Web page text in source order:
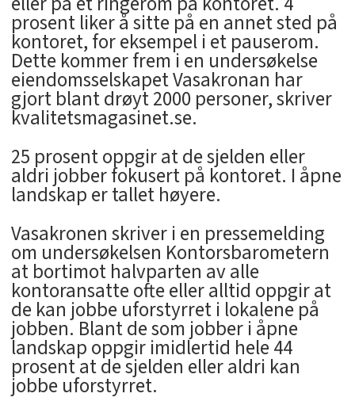
prosent liker å sitte på en annet sted på
kontoret, for eksempel i et pauserom.
Dette kommer frem i en undersøkelse
eiendomsselskapet Vasakronan har
gjort blant drøyt 2000 personer, skriver
kvalitetsmagasinet.se.
25 prosent oppgir at de sjelden eller
aldri jobber fokusert på kontoret. I åpne
landskap er tallet høyere.
Vasakronen skriver i en pressemelding
om undersøkelsen Kontorsbarometern
at bortimot halvparten av alle
kontoransatte ofte eller alltid oppgir at
de kan jobbe uforstyrret i lokalene på
jobben. Blant de som jobber i åpne
landskap oppgir imidlertid hele 44
prosent at de sjelden eller aldri kan
jobbe uforstyrret.